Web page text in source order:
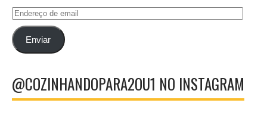
Endereço
emailEnviar
@COZINHANDOPARA2OU1 NO INSTAGRAM